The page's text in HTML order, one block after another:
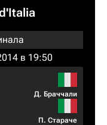
в 19:50
Д. Браччали
П. Стараче